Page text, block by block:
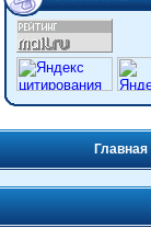
Главная